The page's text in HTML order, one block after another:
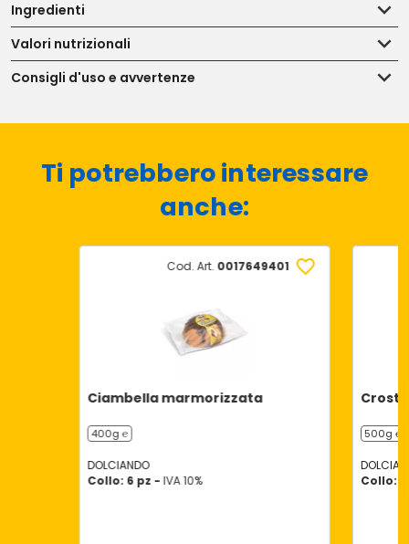
Ingredienti
Valori nutrizionali
Consigli d'uso e avvertenze
Ti potrebbero interessare
anche:
Cod. Art. 0017649401
Ciambella marmorizzata
400g ℮
DOLCIANDO
Collo: 6 pz - IVA 10%
500g ℮
Collo: